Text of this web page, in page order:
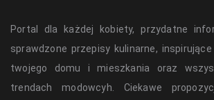
Portal dla każdej kobiety, przydatne
sprawdzone przepisy kulinarne,
twojego domu i mieszkania oraz
trendach modowcyh. Ciekawe